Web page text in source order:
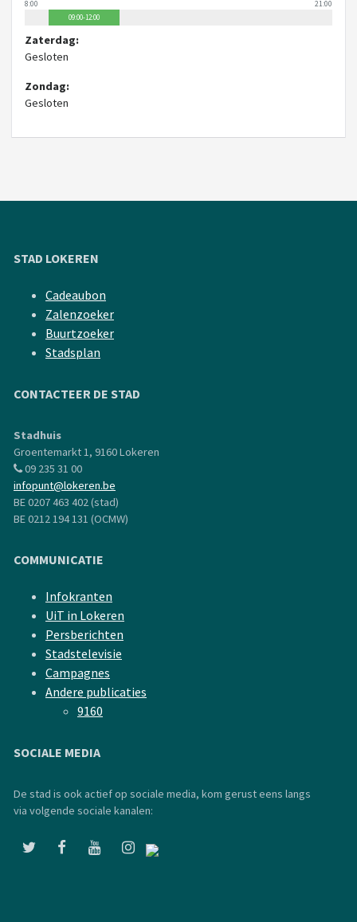
8:00 21:00
09:00-12:00
Zaterdag:
Gesloten
Zondag:
Gesloten
STAD LOKEREN
Cadeaubon
Zalenzoeker
Buurtzoeker
Stadsplan
CONTACTEER DE STAD
Stadhuis
Groentemarkt 1, 9160 Lokeren
09 235 31 00
infopunt@lokeren.be
BE 0207 463 402 (stad)
BE 0212 194 131 (OCMW)
COMMUNICATIE
Infokranten
UiT in Lokeren
Persberichten
Stadstelevisie
Campagnes
Andere publicaties
9160
SOCIALE MEDIA
De stad is ook actief op sociale media, kom gerust eens langs
via volgende sociale kanalen: